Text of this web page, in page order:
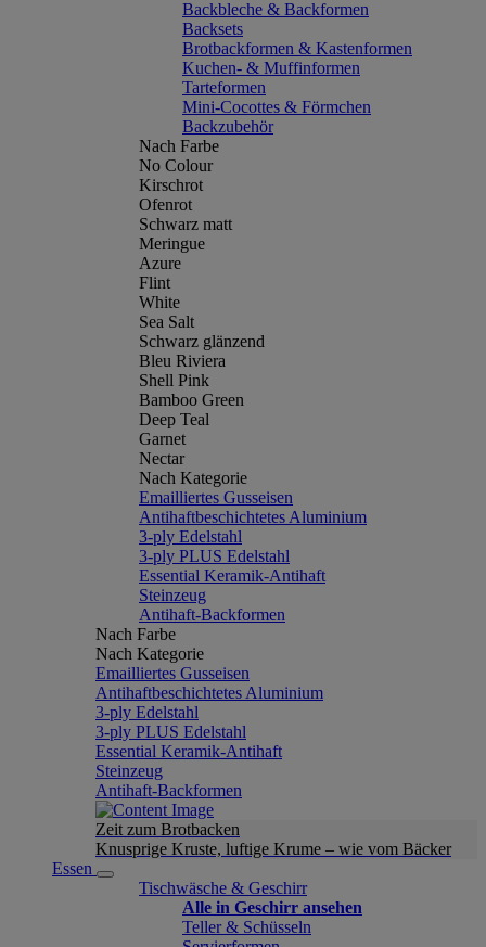
Backbleche & Backformen
Backsets
Brotbackformen & Kastenformen
Kuchen- & Muffinformen
Tarteformen
Mini-Cocottes & Förmchen
Backzubehör
Nach Farbe
No Colour
Kirschrot
Ofenrot
Schwarz matt
Meringue
Azure
Flint
White
Sea Salt
Schwarz glänzend
Bleu Riviera
Shell Pink
Bamboo Green
Deep Teal
Garnet
Nectar
Nach Kategorie
Emailliertes Gusseisen
Antihaftbeschichtetes Aluminium
3-ply Edelstahl
3-ply PLUS Edelstahl
Essential Keramik-Antihaft
Steinzeug
Antihaft-Backformen
Nach Farbe
Nach Kategorie
Emailliertes Gusseisen
Antihaftbeschichtetes Aluminium
3-ply Edelstahl
3-ply PLUS Edelstahl
Essential Keramik-Antihaft
Steinzeug
Antihaft-Backformen
Zeit zum Brotbacken
Knusprige Kruste, luftige Krume – wie vom Bäcker
Essen
Tischwäsche & Geschirr
Alle in Geschirr ansehen
Teller & Schüsseln